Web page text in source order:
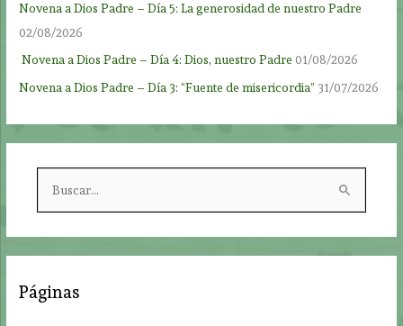
Novena a Dios Padre – Día 5: La generosidad de nuestro Padre
02/08/2026
Novena a Dios Padre – Día 4: Dios, nuestro Padre 01/08/2026
Novena a Dios Padre – Día 3: “Fuente de misericordia” 31/07/2026
r
Páginas